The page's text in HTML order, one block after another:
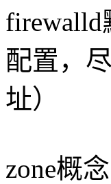
firewalld
配置，
址）
zone概念